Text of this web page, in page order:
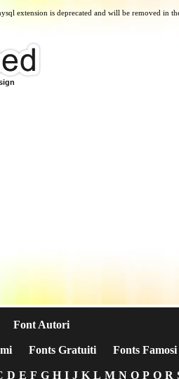
extension is deprecated and will be removed in
Font Autori
Fonts Gratuiti Fonts Famosi
D E F G H I J K L M N O P Q R